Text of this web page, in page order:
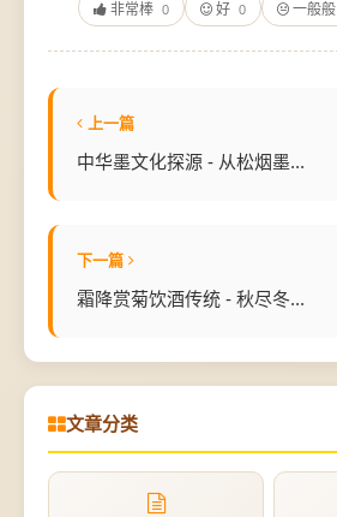
非常棒 0 好 0 一般般
上一篇
中华墨文化探源 - 从松烟墨...
下一篇
霜降赏菊饮酒传统 - 秋尽冬...
文章分类